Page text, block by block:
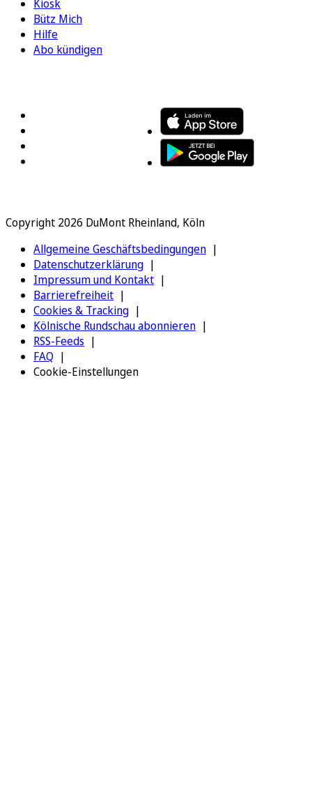
Kiosk
Bütz Mich
Hilfe
Abo kündigen
Copyright 2026 DuMont Rheinland, Köln
Allgemeine Geschäftsbedingungen
Datenschutzerklärung
Impressum und Kontakt
Barrierefreiheit
Cookies & Tracking
Kölnische Rundschau abonnieren
RSS-Feeds
FAQ
Cookie-Einstellungen